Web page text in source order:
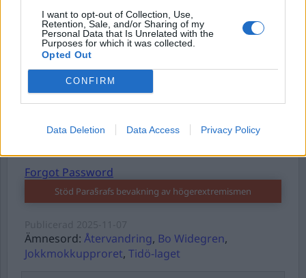
I want to opt-out of Collection, Use,
Retention, Sale, and/or Sharing of my
Personal Data that Is Unrelated with the
Purposes for which it was collected.
Opted Out
CONFIRM
Data Deletion Data Access Privacy Policy
Password
Remember Me
Forgot Password
Stöd Para§rafs bevakning av högerextremismen
Ämnesord: Återvandring, Bo Widegren,
Jokkmokkupproret, Tidö-laget